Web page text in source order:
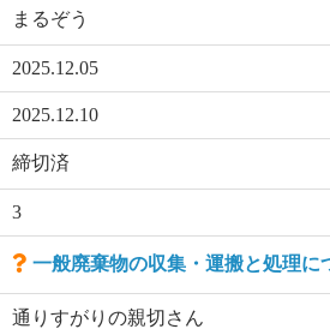
まるぞう
2025.12.05
2025.12.10
締切済
3
一般廃棄物の収集・運搬と処理に
通りすがりの親切さん